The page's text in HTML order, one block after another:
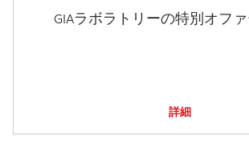
GIAラボラトリーの特別オフ
詳細